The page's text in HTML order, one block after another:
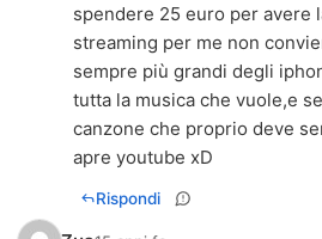
spendere 25 euro per avere
streaming per me non
sempre più grandi degli
tutta la musica che vuole,e
canzone che proprio deve
apre youtube xD
Rispondi